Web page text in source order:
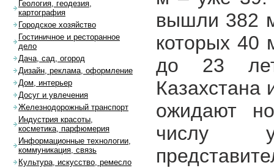
вышли 382
которых 40
до 23
Казахстана
ожидают
числу
Геология, геодезия,
картография
Городское хозяйство
Гостиничное и ресторанное
дело
Дача, сад, огород
Дизайн, реклама, оформление
Дом, интерьер
Досуг и увлечения
Железнодорожный транспорт
Индустрия красоты,
косметика, парфюмерия
Информационные технологии,
коммуникация, связь
Культура, искусство, ремесло